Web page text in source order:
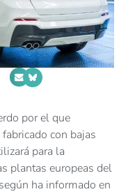
por el que
con bajas
para la
plantas europeas del
ha informado en